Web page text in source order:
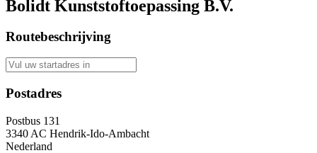
Bolidt Kunststoftoepassing B.V.
Routebeschrijving
Postadres
Postbus 131
3340 AC Hendrik-Ido-Ambacht
Nederland